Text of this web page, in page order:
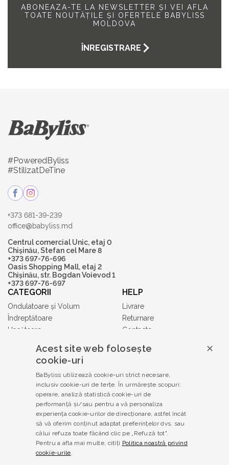
ABONEAZA-TE LA NEWSLETTER ȘI VEI AFLA
TOATE NOUTĂȚILE ȘI OFERTELE BABYLISS
MOLDOVA
ÎNREGISTRARE
#PoweredByliss
#StilizatDeTine
+373 681-39-239
office@babyliss.md
Centrul comercial Unic, etaj 0
Chișinău, Stefan cel Mare 8
+373 697-76-696
Oasis Shopping Mall, etaj 2
Chișinău, str. Bogdan Voievod 1
+373 697-76-697
CATEGORII
Ondulatoare și Volum
Îndreptătoare
Uscătoare
Tuns și Ras
Gift Cards
Babyliss PRO
HELP
Livrare
Returnare
Contacte
TERMENI ȘI CONDIȚII
Politica de confidențialitate
Termeni și condiții
Produse contrafăcute
Soluționarea litigiilor
Acest site web folosește
cookie-uri
BaByliss utilizează cookie-uri strict necesare,
inclusiv cookie-uri de terțe. În urmărește scopuri:
operare, analiză statistică cookie-uri de
performanță și/sau pentru a vă personaliza
experiența cookie-urilor de direcționare, astfel încât
să vă oferim conținut adaptat preferințelor dvs. sau
călui refuza toate făcând clic pe „Refuză tot".
Pentru a afla mai multe, citiți Politica noastră privind
cookie-urile.
✕